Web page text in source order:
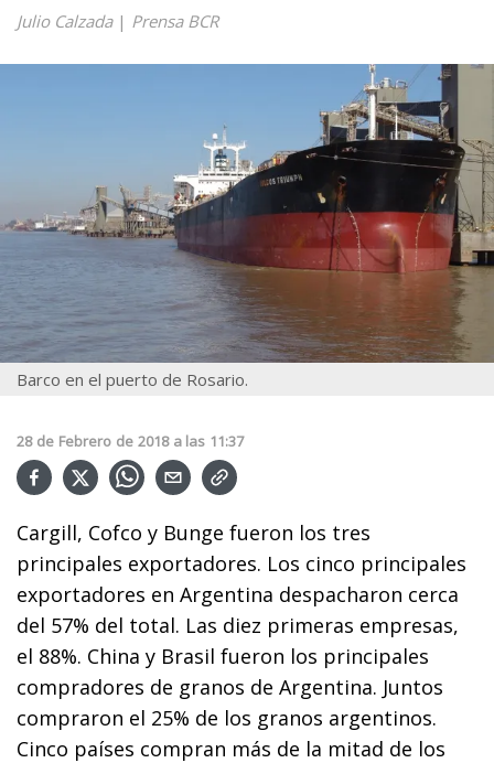
Julio Calzada| Prensa BCR
Barco en el puerto de Rosario.
28 de Febrero de 2018 a las 11:37
Cargill, Cofco y Bunge fueron los tres
principales exportadores. Los cinco principales
exportadores en Argentina despacharon cerca
del 57% del total. Las diez primeras empresas,
el 88%. China y Brasil fueron los principales
compradores de granos de Argentina. Juntos
compraron el 25% de los granos argentinos.
Cinco países compran más de la mitad de los